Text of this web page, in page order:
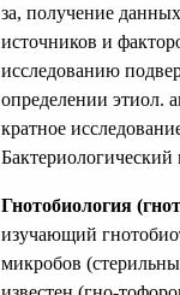
за, получение
источников и
исследованию
определении этиол.
кратное
Бактериологический
Гнотобиология
изучающий
микробов